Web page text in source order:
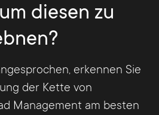
diesen zu
erkennen Sie
der Kette von
Management am besten